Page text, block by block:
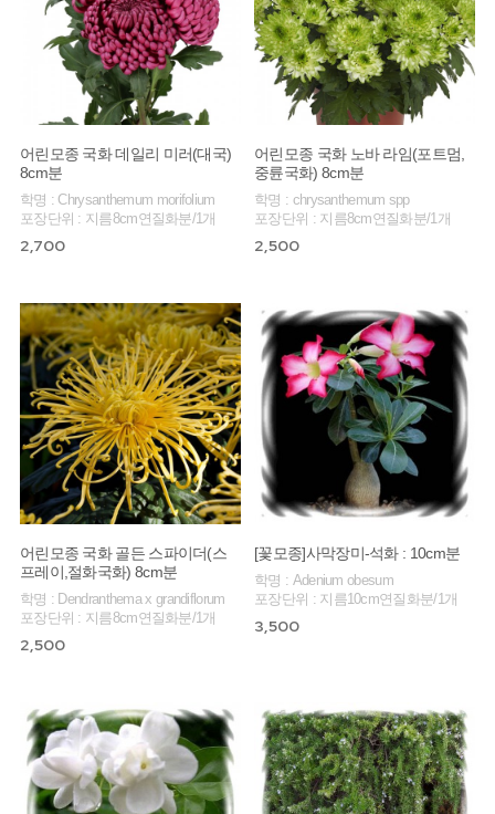
어린모종 국화 데일리 미러(대국)
8cm분
학명 : Chrysanthemum morifolium
포장단위 : 지름8cm연질화분/1개
2,700
어린모종 국화 노바 라임(포트멈,
중륜국화) 8cm분
학명 : chrysanthemum spp
포장단위 : 지름8cm연질화분/1개
2,500
어린모종 국화 골든 스파이더(스
프레이,절화국화) 8cm분
학명 : Dendranthema x grandiflorum
포장단위 : 지름8cm연질화분/1개
2,500
[꽃모종]사막장미-석화 : 10cm분
학명 : Adenium obesum
포장단위 : 지름10cm연질화분/1개
3,500